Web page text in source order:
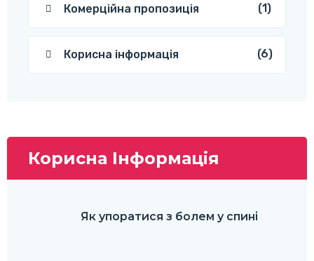
Комерційна пропозиція (1)
Корисна інформація (6)
Корисна Інформація
Як упоратися з болем у спині